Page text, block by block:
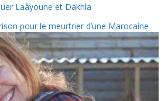
Laâyoune et Dakhla
pour le meurtrier d’une Marocaine